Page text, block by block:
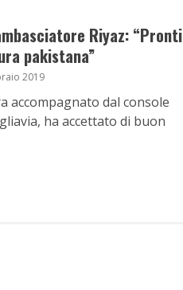
Riyaz: “Pronti
pakistana”
2019
accompagnato dal console
ha accettato di buon